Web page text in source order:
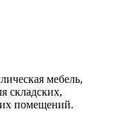
мебель,
складских,
помещений.